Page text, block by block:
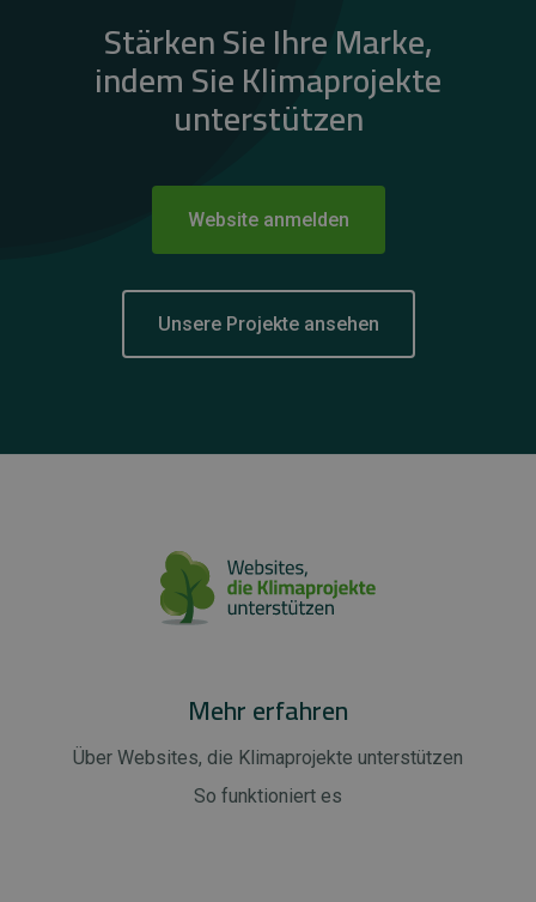
Stärken Sie Ihre Marke,
indem Sie Klimaprojekte
unterstützen
Website anmelden
Unsere Projekte ansehen
Mehr erfahren
Über Websites, die Klimaprojekte unterstützen
So funktioniert es